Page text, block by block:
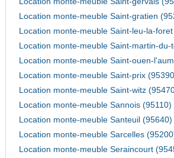
Location monte-meuble Saint-gratien
Location monte-meuble Saint-leu-la-
Location monte-meuble Saint-martin-du-
Location monte-meuble Saint-ouen-
Location monte-meuble Saint-prix
Location monte-meuble Saint-witz
Location monte-meuble Sannois (95110)
Location monte-meuble Santeuil (95640)
Location monte-meuble Sarcelles
Location monte-meuble Seraincourt